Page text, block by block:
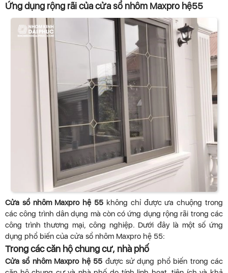
Ứng dụng rộng rãi của cửa sổ nhôm Maxpro hệ55
Cửa sổ nhôm Maxpro hệ 55 không chỉ được ưa chuộng trong
các công trình dân dụng mà còn có ứng dụng rộng rãi trong các
công trình thương mại, công nghiệp. Dưới đây là một số ứng
dụng phổ biến của cửa sổ nhôm Maxpro hệ 55:
Trong các căn hộ chung cư, nhà phố
Cửa sổ nhôm Maxpro hệ 55 được sử dụng phổ biến trong các